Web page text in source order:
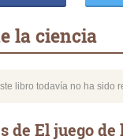
la ciencia
libro todavía no ha sido
de El juego de